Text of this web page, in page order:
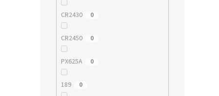
CR2430 0
CR2450 0
PX625A 0
189 0